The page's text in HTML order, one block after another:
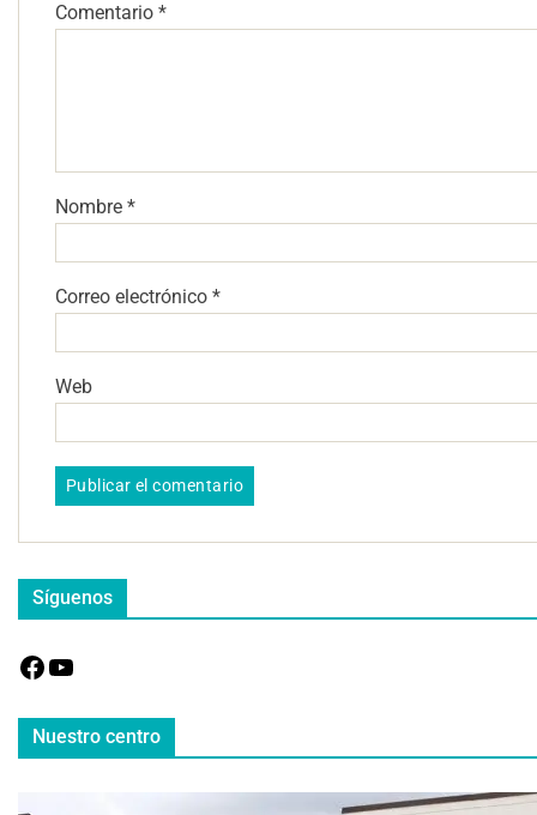
Comentario *
Nombre *
Correo electrónico *
Web
Síguenos
Nuestro centro